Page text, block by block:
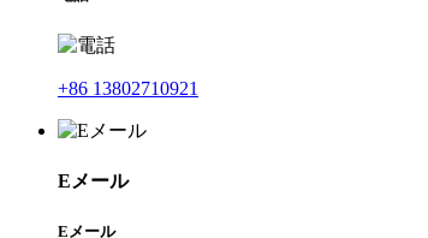
+86 13802710921
Eメール
Eメール